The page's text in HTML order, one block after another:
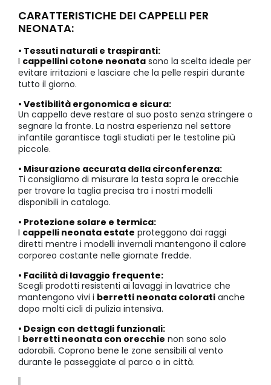
CARATTERISTICHE DEI CAPPELLI PER
NEONATA:
• Tessuti naturali e traspiranti:
I cappellini cotone neonata sono la scelta ideale per
evitare irritazioni e lasciare che la pelle respiri durante
tutto il giorno.
• Vestibilità ergonomica e sicura:
Un cappello deve restare al suo posto senza stringere o
segnare la fronte. La nostra esperienza nel settore
infantile garantisce tagli studiati per le testoline più
piccole.
• Misurazione accurata della circonferenza:
Ti consigliamo di misurare la testa sopra le orecchie
per trovare la taglia precisa tra i nostri modelli
disponibili in catalogo.
• Protezione solare e termica:
I cappelli neonata estate proteggono dai raggi
diretti mentre i modelli invernali mantengono il calore
corporeo costante nelle giornate fredde.
• Facilità di lavaggio frequente:
Scegli prodotti resistenti ai lavaggi in lavatrice che
mantengono vivi i berretti neonata colorati anche
dopo molti cicli di pulizia intensiva.
• Design con dettagli funzionali:
I berretti neonata con orecchie non sono solo
adorabili. Coprono bene le zone sensibili al vento
durante le passeggiate al parco o in città.